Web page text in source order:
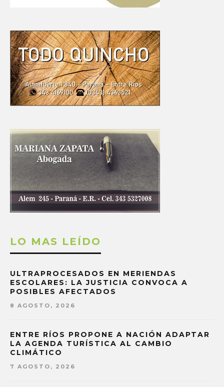
LO MAS LEÍDO
ULTRAPROCESADOS EN MERIENDAS
ESCOLARES: LA JUSTICIA CONVOCA A
POSIBLES AFECTADOS
8 AGOSTO, 2026
ENTRE RÍOS PROPONE A NACIÓN ADAPTAR
LA AGENDA TURÍSTICA AL CAMBIO
CLIMÁTICO
7 AGOSTO, 2026